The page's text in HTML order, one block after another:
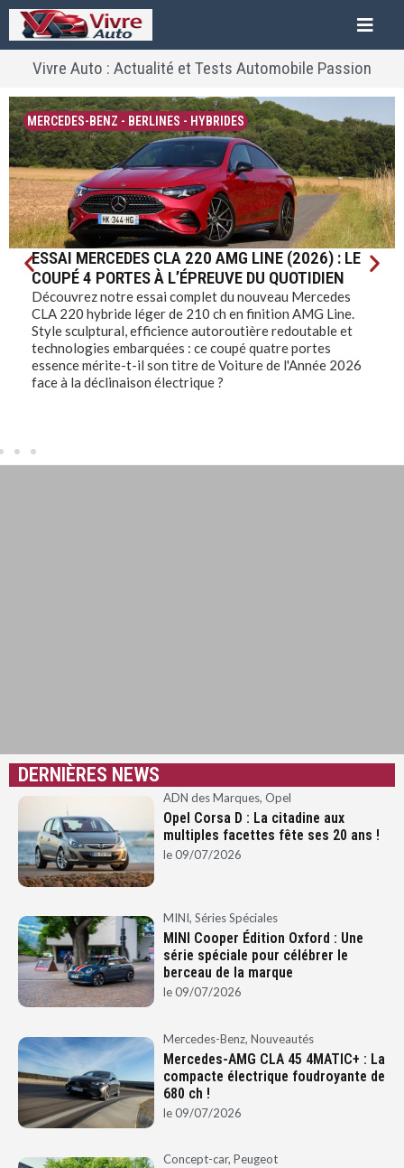
Vivre Auto : Actualité et Tests Automobile Passion
RENAULT-SORTIES & ÉVÉNEMENTS
RENAULT À AIR LEGEND 2026 : QUAND
L’AUTOMOBILE ET L’AVIATION FONT DÉCOLLER
L’HISTOIRE
Renault donne rendez-vous aux passionnés d'aviation et
d'automobile les 5 et 6 septembre 2026 au meeting Air
Legend de Melun-Villaroche. La marque y fera voler le
légendaire avion Caudron Rafale des années 1930 et
exposera ses monstres sacrés du bitume : de la 40 CV à
DERNIÈRES NEWS
ADN des Marques,Opel
Opel Corsa D : La citadine aux
multiples facettes fête ses 20 ans !
le09/07/2026
MINI,Séries Spéciales
MINI Cooper Édition Oxford : Une
série spéciale pour célébrer le
berceau de la marque
le09/07/2026
Mercedes-Benz,Nouveautés
Mercedes-AMG CLA 45 4MATIC+ : La
compacte électrique foudroyante de
680 ch !
le09/07/2026
Concept-car,Peugeot